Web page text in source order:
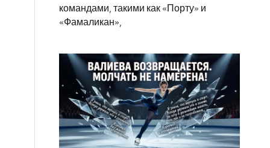
командами, такими как «Порту» и
«Фамаликан»,